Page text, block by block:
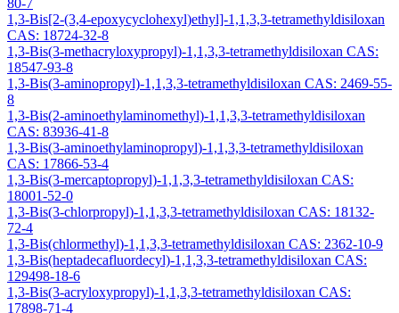
80-7
1,3-Bis[2-(3,4-epoxycyclohexyl)ethyl]-1,1,3,3-tetramethyldisiloxan
CAS: 18724-32-8
1,3-Bis(3-methacryloxypropyl)-1,1,3,3-tetramethyldisiloxan CAS:
18547-93-8
1,3-Bis(3-aminopropyl)-1,1,3,3-tetramethyldisiloxan CAS: 2469-55-
8
1,3-Bis(2-aminoethylaminomethyl)-1,1,3,3-tetramethyldisiloxan
CAS: 83936-41-8
1,3-Bis(3-aminoethylaminopropyl)-1,1,3,3-tetramethyldisiloxan
CAS: 17866-53-4
1,3-Bis(3-mercaptopropyl)-1,1,3,3-tetramethyldisiloxan CAS:
18001-52-0
1,3-Bis(3-chlorpropyl)-1,1,3,3-tetramethyldisiloxan CAS: 18132-
72-4
1,3-Bis(chlormethyl)-1,1,3,3-tetramethyldisiloxan CAS: 2362-10-9
1,3-Bis(heptadecafluordecyl)-1,1,3,3-tetramethyldisiloxan CAS:
129498-18-6
1,3-Bis(3-acryloxypropyl)-1,1,3,3-tetramethyldisiloxan CAS:
17898-71-4